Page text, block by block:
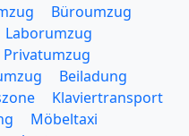
Büroumzug
Laborumzug
Privatumzug
Beiladung
Klaviertransport
Möbeltaxi